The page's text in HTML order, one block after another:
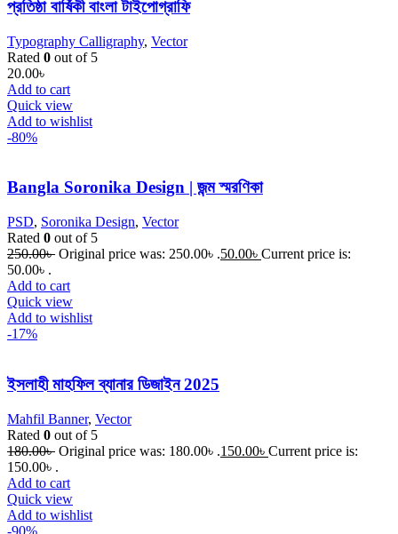
প্রতিষ্ঠা বার্ষিকী বাংলা টাইপোগ্রাফি
Typography Calligraphy, Vector
Rated 0 out of 5
20.00৳
Add to cart
Quick view
Add to wishlist
-80%
Bangla Soronika Design | জন্ম স্মরণিকা
PSD, Soronika Design, Vector
Rated 0 out of 5
250.00৳ Original price was: 250.00৳ .50.00৳ Current price is:
50.00৳ .
Add to cart
Quick view
Add to wishlist
-17%
ইসলাহী মাহফিল ব্যানার ডিজাইন 2025
Mahfil Banner, Vector
Rated 0 out of 5
180.00৳ Original price was: 180.00৳ .150.00৳ Current price is:
150.00৳ .
Add to cart
Quick view
Add to wishlist
-90%